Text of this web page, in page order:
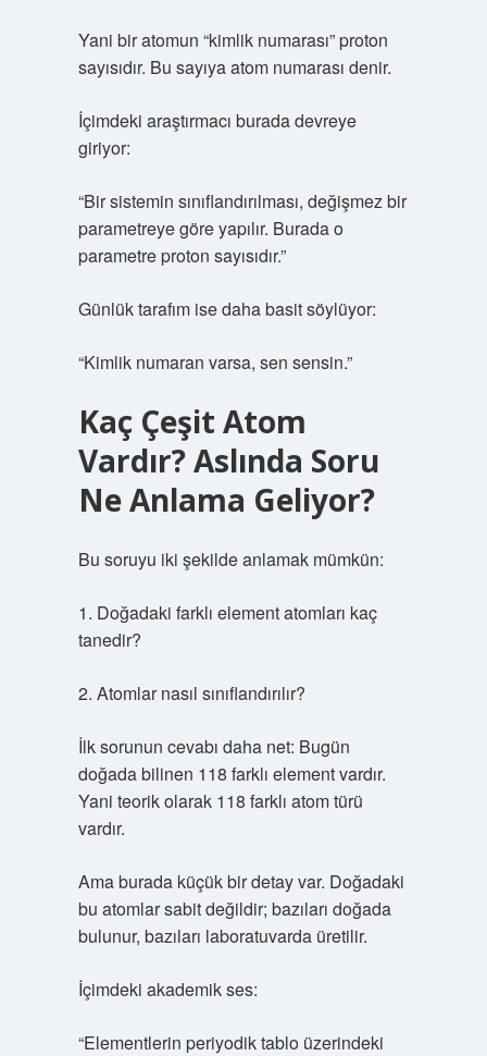
Yani bir atomun “kimlik numarası” proton
sayısıdır. Bu sayıya atom numarası denir.
İçimdeki araştırmacı burada devreye
giriyor:
“Bir sistemin sınıflandırılması, değişmez bir
parametreye göre yapılır. Burada o
parametre proton sayısıdır.”
Günlük tarafım ise daha basit söylüyor:
“Kimlik numaran varsa, sen sensin.”
Kaç Çeşit Atom
Vardır? Aslında Soru
Ne Anlama Geliyor?
Bu soruyu iki şekilde anlamak mümkün:
1. Doğadaki farklı element atomları kaç
tanedir?
2. Atomlar nasıl sınıflandırılır?
İlk sorunun cevabı daha net: Bugün
doğada bilinen 118 farklı element vardır.
Yani teorik olarak 118 farklı atom türü
vardır.
Ama burada küçük bir detay var. Doğadaki
bu atomlar sabit değildir; bazıları doğada
bulunur, bazıları laboratuvarda üretilir.
İçimdeki akademik ses:
“Elementlerin periyodik tablo üzerindeki